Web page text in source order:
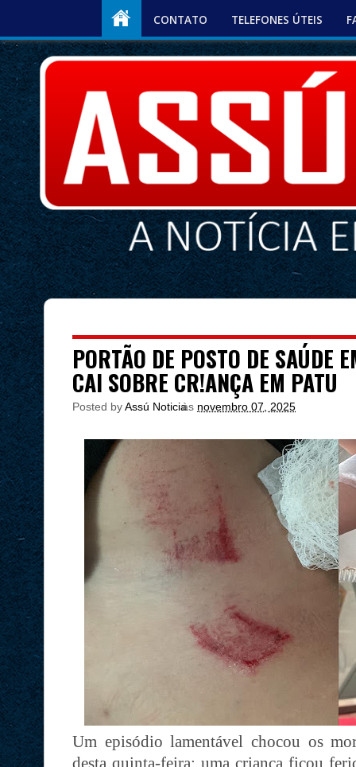
CONTATO TELEFONES ÚTEIS
PORTÃO DE POSTO DE SAÚDE
CAI SOBRE CR!ANÇA EM PATU
Posted byAssú Noticia
às novembro 07, 2025
Um episódio lamentável chocou os
desta quinta-feira: uma criança ficou